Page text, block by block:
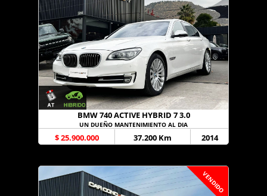
BMW 740 ACTIVE HYBRID 7 3.0
UN DUEÑO MANTENIMIENTO AL DIA
$ 25.900.000 37.200 Km 2014
VENDIDO